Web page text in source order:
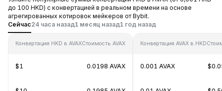
до 100 HKD) с конвертацией в реальном времени на основе
агрегированных котировок мейкеров от Bybit.
Сейчас24 часа назад1 месяц назад1 год назад
Конвертация HKD в AVAXСтоимость AVAX
$1 0.0198 AVAX
Конвертация AVAX в HKD
0.001 AVAX